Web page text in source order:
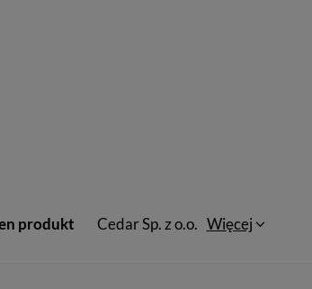
produkt
Cedar Sp. z o.o. Więcej